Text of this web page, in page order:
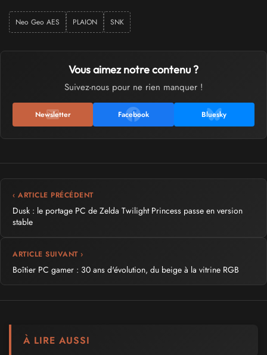
Neo Geo AES PLAION SNK
Vous aimez notre contenu ?
Suivez-nous pour ne rien manquer !
Newsletter Facebook Bluesky
‹ ARTICLE PRÉCÉDENT
Dusk : le portage PC de Zelda Twilight Princess passe en version
stable
ARTICLE SUIVANT ›
Boîtier PC gamer : 30 ans d'évolution, du beige à la vitrine RGB
À LIRE AUSSI